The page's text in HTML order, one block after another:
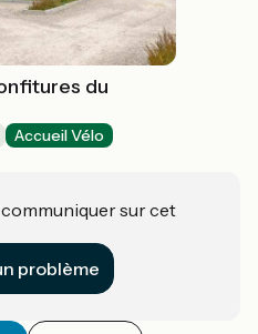
du
Accueil Vélo
communiquer sur cet
problème